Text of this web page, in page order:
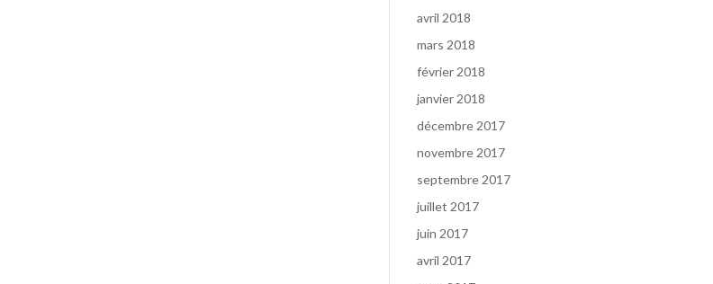
avril 2018
mars 2018
février 2018
janvier 2018
décembre 2017
novembre 2017
septembre 2017
juillet 2017
juin 2017
avril 2017